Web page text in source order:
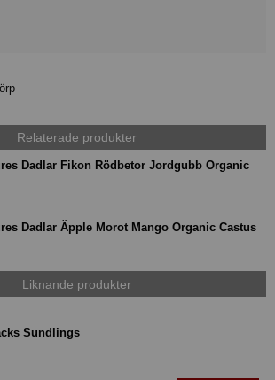
Relaterade produkter
Dadlar Fikon Rödbetor Jordgubb Organic
Dadlar Äpple Morot Mango Organic Castus
Liknande produkter
Sundlings